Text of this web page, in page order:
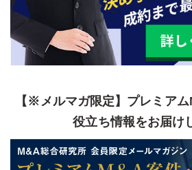
【※メルマガ限定】プレミア
役立ち情報をお届け